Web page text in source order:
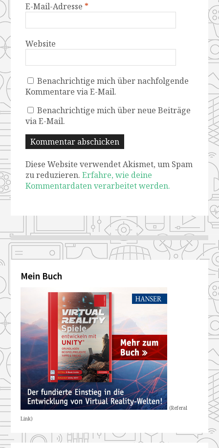
E-Mail-Adresse *
Website
Benachrichtige mich über nachfolgende
Kommentare via E-Mail.
Benachrichtige mich über neue Beiträge
via E-Mail.
Diese Website verwendet Akismet, um Spam
zu reduzieren.Erfahre, wie deine
Kommentardaten verarbeitet werden.
Mein Buch
(Referal
Link)